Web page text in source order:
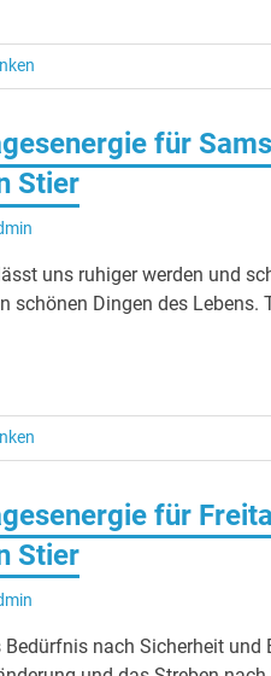
für
Stier
uns ruhiger werden und
schönen Dingen des
für
Stier
Bedürfnis nach Sicherheit